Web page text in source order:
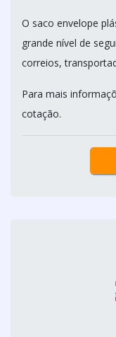
O saco envelope
grande nível de
correios,
Para mais
cotação.